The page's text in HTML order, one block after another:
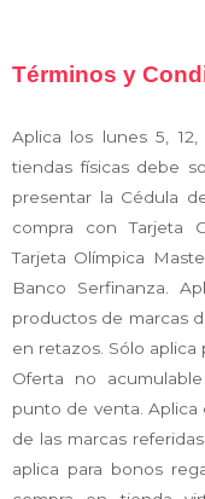
Términos y
Aplica los lunes 5,
tiendas físicas debe
presentar la Cédula
compra con Tarjeta
Tarjeta Olímpica
Banco Serfinanza.
productos de marcas
en retazos. Sólo
Oferta no
punto de venta. Aplica
de las marcas
aplica para bonos